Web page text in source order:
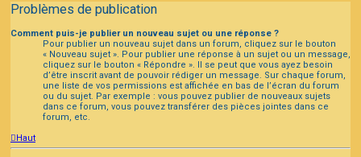
Problèmes de publication
Comment puis-je publier un nouveau sujet ou une réponse ?
Pour publier un nouveau sujet dans un forum, cliquez sur le bouton
« Nouveau sujet ». Pour publier une réponse à un sujet ou un message,
cliquez sur le bouton « Répondre ». Il se peut que vous ayez besoin
d’être inscrit avant de pouvoir rédiger un message. Sur chaque forum,
une liste de vos permissions est affichée en bas de l’écran du forum
ou du sujet. Par exemple : vous pouvez publier de nouveaux sujets
dans ce forum, vous pouvez transférer des pièces jointes dans ce
forum, etc.
Haut